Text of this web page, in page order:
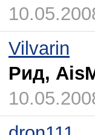
Vilvarin
Рид,